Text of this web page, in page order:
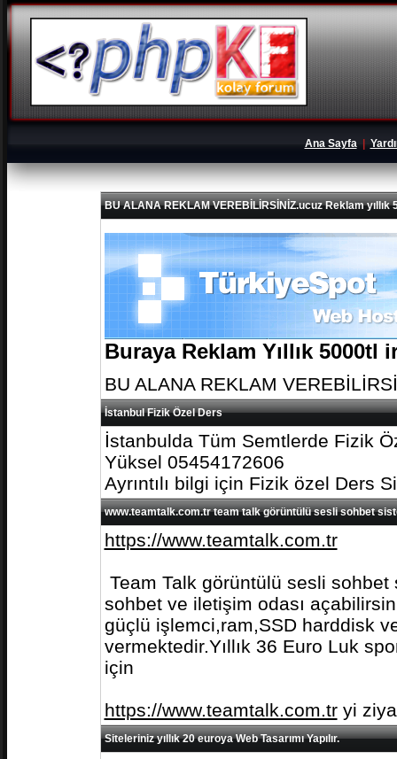
Ana Sayfa|
BU ALANA REKLAM VEREBİLİRSİNİZ.ucuz Reklam yıllık
Buraya Reklam Yıllık
BU ALANA REKLAM
İstanbul Fizik Özel Ders
İstanbulda Tüm Semtlerde Fizik
Yüksel 05454172606
Ayrıntılı bilgi için Fizik özel Ders
www.teamtalk.com.tr team talk görüntülü sesli sohbet
https://www.teamtalk.com.tr
Team Talk görüntülü sesli
sohbet ve iletişim odası
güçlü işlemci,ram,SSD harddisk
vermektedir.Yıllık 36 Euro Luk
için
https://www.teamtalk.com.tryi
Siteleriniz yıllık 20 euroya Web Tasarımı Yapılır.